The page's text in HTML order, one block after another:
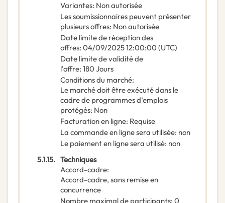
Variantes: Non autorisée
Les soumissionnaires peuvent présenter
plusieurs offres: Non autorisée
Date limite de réception des
offres: 04/09/202512:00:00 (UTC)
Date limite de validité de
l’offre: 180 Jours
Conditions du marché:
Le marché doit être exécuté dans le
cadre de programmes d’emplois
protégés: Non
Facturation en ligne: Requise
La commande en ligne sera utilisée: non
Le paiement en ligne sera utilisé: non
5.1.15. Techniques
Accord-cadre:
Accord-cadre, sans remise en
concurrence
Nombre maximal de participants: 0